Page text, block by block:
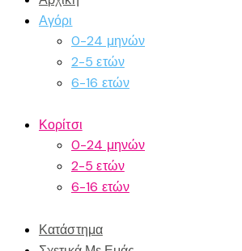
Αγόρι
0-24 μηνών
2-5 ετών
6-16 ετών
Κορίτσι
0-24 μηνών
2-5 ετών
6-16 ετών
Κατάστημα